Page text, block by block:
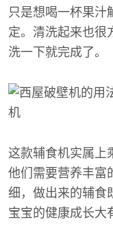
只是想喝一杯果汁
定。清洗起来也很
洗一下就完成了。
这款辅食机实属上
他们需要营养丰富
细，做出来的辅食
宝宝的健康成长大